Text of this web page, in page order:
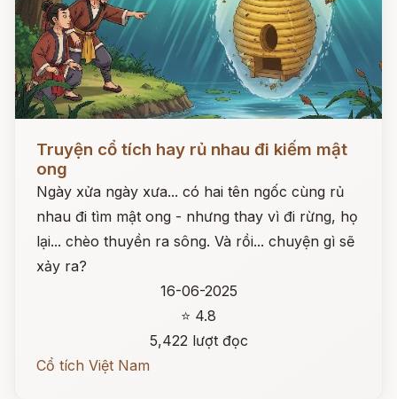
Truyện cổ tích hay rủ nhau đi kiếm mật
ong
Ngày xửa ngày xưa... có hai tên ngốc cùng rủ
nhau đi tìm mật ong - nhưng thay vì đi rừng, họ
lại... chèo thuyền ra sông. Và rồi... chuyện gì sẽ
xảy ra?
16-06-2025
⭐ 4.8
5,422 lượt đọc
Cổ tích Việt Nam